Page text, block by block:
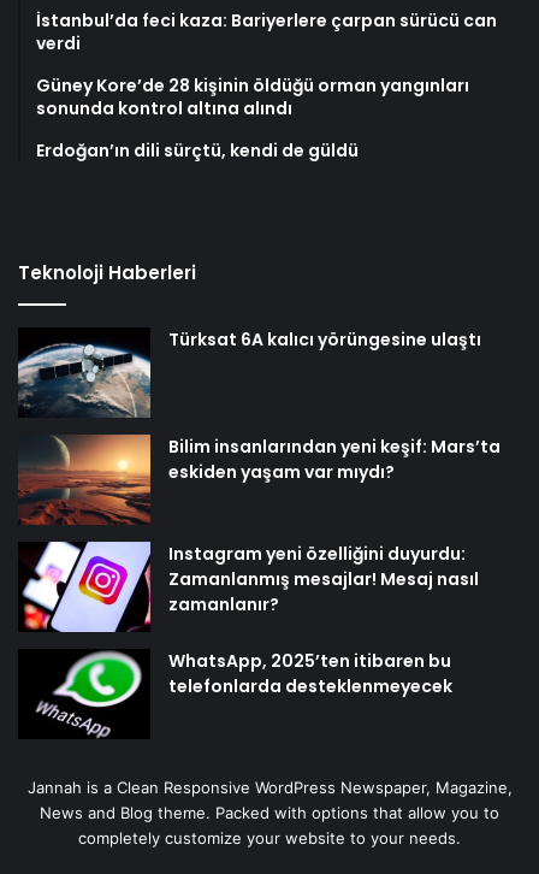
İstanbul’da feci kaza: Bariyerlere çarpan sürücü can
verdi
Güney Kore’de 28 kişinin öldüğü orman yangınları
sonunda kontrol altına alındı
Erdoğan’ın dili sürçtü, kendi de güldü
Teknoloji Haberleri
Türksat 6A kalıcı yörüngesine ulaştı
Bilim insanlarından yeni keşif: Mars’ta
eskiden yaşam var mıydı?
Instagram yeni özelliğini duyurdu:
Zamanlanmış mesajlar! Mesaj nasıl
zamanlanır?
WhatsApp, 2025’ten itibaren bu
telefonlarda desteklenmeyecek
Jannah is a Clean Responsive WordPress Newspaper, Magazine,
News and Blog theme. Packed with options that allow you to
completely customize your website to your needs.